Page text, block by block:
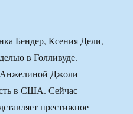
Бендер, Ксения Дели,
в Голливуде.
Анжелиной Джоли
в США. Сейчас
престижное